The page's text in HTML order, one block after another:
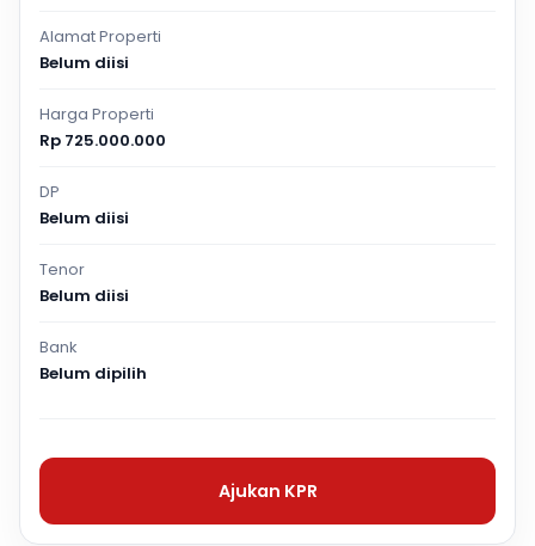
Alamat Properti
Belum diisi
Harga Properti
Rp 725.000.000
DP
Belum diisi
Tenor
Belum diisi
Bank
Belum dipilih
Ajukan KPR